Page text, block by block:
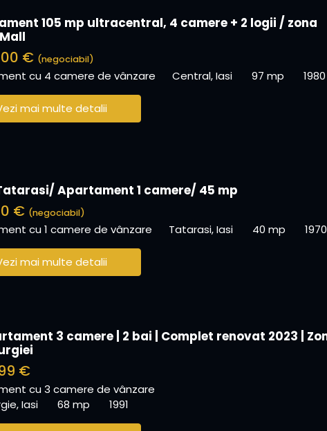
105 mp ultracentral, 4 camere + 2 logii / zona
€ (negociabil)
cu 4 camere de vânzare Central, Iasi 97 mp 1980
mai multe detalii
Apartament 1 camere/ 45 mp
€ (negociabil)
cu 1 camere de vânzare Tatarasi, Iasi 40 mp 1970
mai multe detalii
3 camere | 2 bai | Complet renovat 2023 |
€
cu 3 camere de vânzare
Iasi
68 mp 1991